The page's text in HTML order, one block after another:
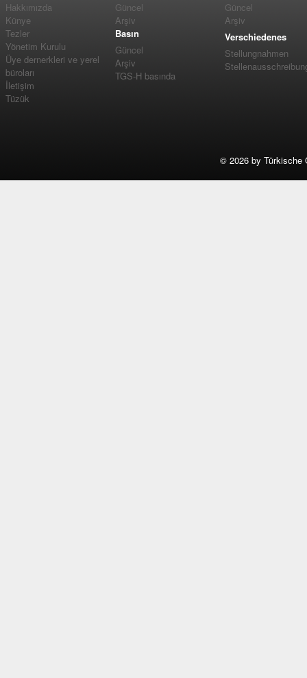
Hakkımızda
Künye
Tezler
Yönetim Kurulu
Üye dernerkleri ve yerel
büroları
İletişim
Tüzük
Güncel
Arşiv
Basın
Güncel
Arşiv
TGS-H basında
Güncel
Arşiv
Verschiedenes
Stellungnahmen
© 2026 by Türkische